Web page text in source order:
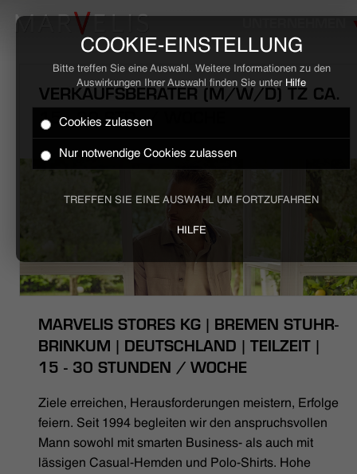
COOKIE-EINSTELLUNG
Bitte treffen Sie eine Auswahl. Weitere Informationen zu den
Auswirkungen Ihrer Auswahl finden Sie unter Hilfe
Cookies zulassen
Nur notwendige Cookies zulassen
TREFFEN SIE EINE AUSWAHL UM FORTZUFAHREN
HILFE
HOME
STELLENANGEBOTE
NACHHALTIGKEIT
HÄNDLERSUCHE
VERKAUFSBERATER (M/W/D) TZ CA.
15 - 30 STD. / WOCHE
MARVELIS STORES KG | BREMEN STUHR-
BRINKUM | DEUTSCHLAND | TEILZEIT |
15 - 30 STUNDEN / WOCHE
Ziele erreichen, Herausforderungen meistern, Erfolge
feiern. Seit 1994 begleiten wir den anspruchsvollen
Mann sowohl mit smarten Business- als auch mit
lässigen Casual-Hemden und Polo-Shirts. Hohe